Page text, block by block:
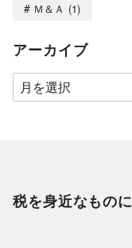
Ｍ＆Ａ (1)
アーカイブ
税を身近なものに